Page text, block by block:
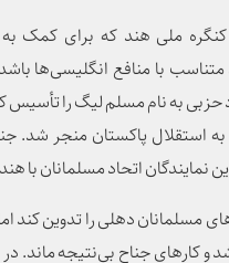
ملی هند که برای کمک
با منافع انگلیسی‌ها
به نام مسلم لیگ را تأسیس
به استقلال پاکستان منجر شد.
نمایندگان اتحاد مسلمانان با
طرح‌های مسلمانان دهلی را تدوین